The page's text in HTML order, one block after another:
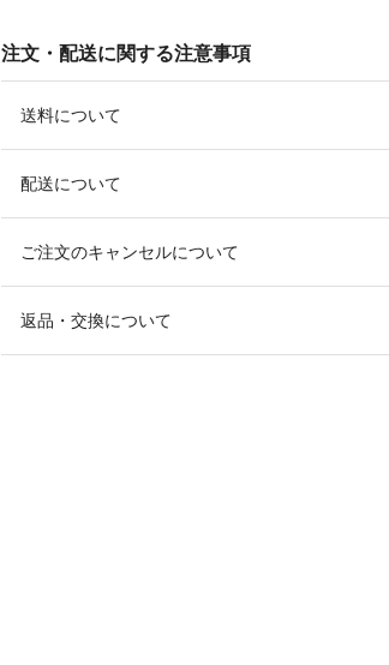
注文・配送に関する注意事項
送料について
配送について
ご注文のキャンセルについて
返品・交換について